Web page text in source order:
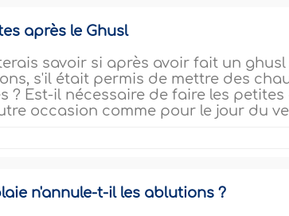
après le Ghusl
savoir si après avoir fait un
s'il était permis de mettre des
? Est-il nécessaire de faire les
occasion comme pour le jour du
n'annule-t-il les ablutions ?